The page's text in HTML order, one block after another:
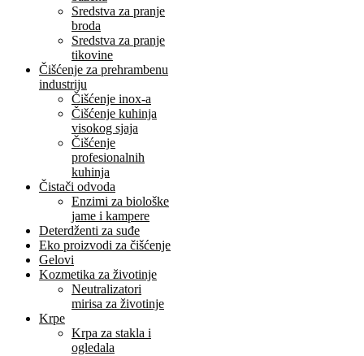
Sredstva za pranje
broda
Sredstva za pranje
tikovine
Čišćenje za prehrambenu
industriju
Čišćenje inox-a
Čišćenje kuhinja
visokog sjaja
Čišćenje
profesionalnih
kuhinja
Čistači odvoda
Enzimi za biološke
jame i kampere
Deterdženti za suđe
Eko proizvodi za čišćenje
Gelovi
Kozmetika za životinje
Neutralizatori
mirisa za životinje
Krpe
Krpa za stakla i
ogledala